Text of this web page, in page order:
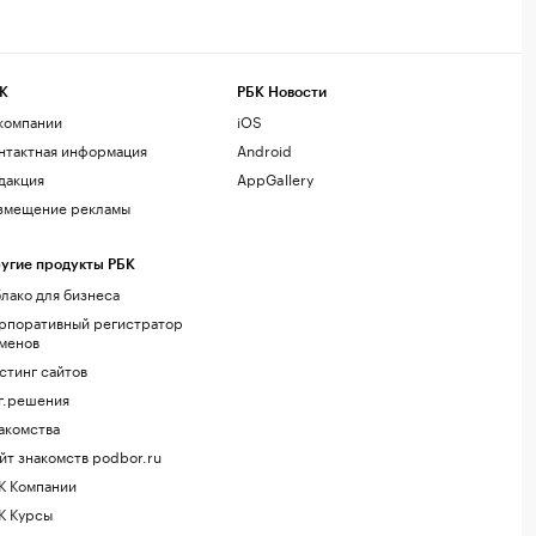
информация
рекламы
продукты РБК
для бизнеса
регистратор
сайтов
знакомств podbor.ru
Компании
Курсы
РБК Новости
iOS
Android
AppGallery